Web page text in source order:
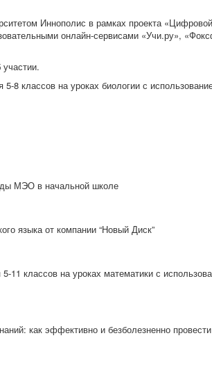
Иннополис в рамках проекта
онлайн-сервисами «Учи.ру»,
8 классов на уроках биологии с
МЭО в начальной школе
языка от компании “Новый Диск”
11 классов на уроках математики с
как эффективно и безболезненно